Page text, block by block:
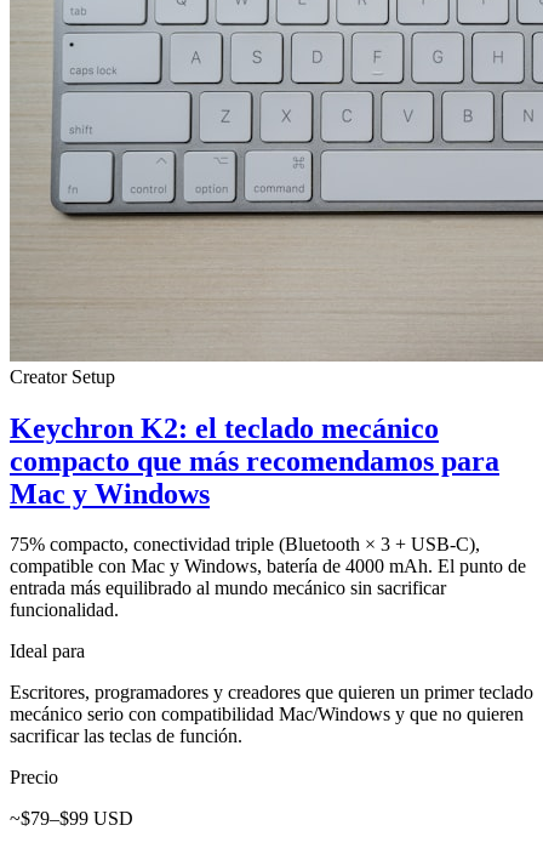
Creator Setup
Keychron K2: el teclado mecánico
compacto que más recomendamos para
Mac y Windows
75% compacto, conectividad triple (Bluetooth × 3 + USB-C),
compatible con Mac y Windows, batería de 4000 mAh. El punto de
entrada más equilibrado al mundo mecánico sin sacrificar
funcionalidad.
Ideal para
Escritores, programadores y creadores que quieren un primer teclado
mecánico serio con compatibilidad Mac/Windows y que no quieren
sacrificar las teclas de función.
Precio
~$79–$99 USD